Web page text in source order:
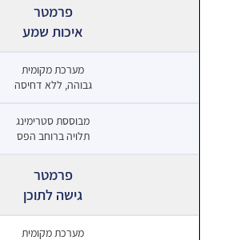
איכות שמע
גבוהה, ללא דחיסה
תלויה ברוחב הפס
גישה לתוכן